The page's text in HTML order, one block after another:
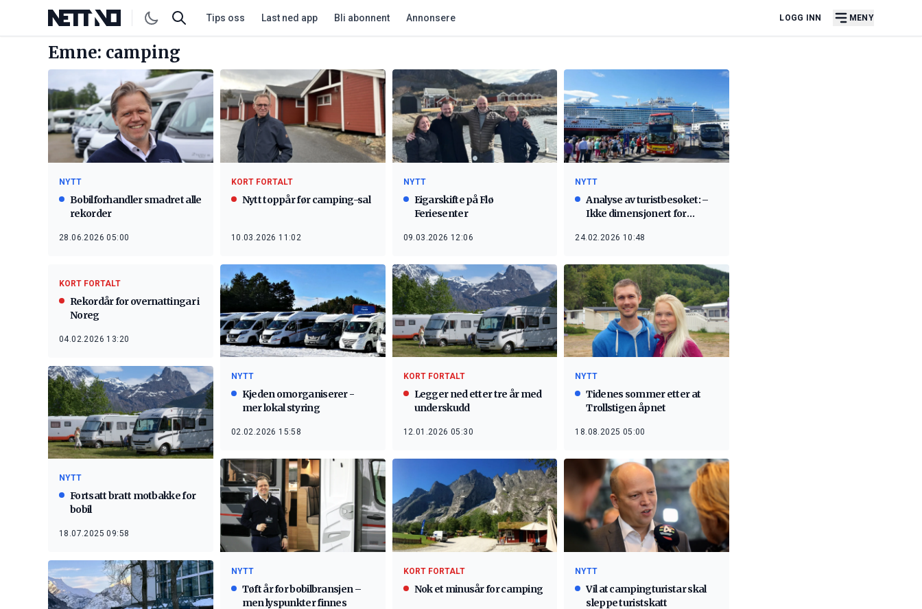
Tips oss Last ned app Bli abonnent Annonsere LOGG INN MENY
Emne: camping
NYTT
Bobilforhandler smadret alle
rekorder
28.06.2026 05:00
KORT FORTALT
Nytt toppår før camping-sal
10.03.2026 11:02
NYTT
Eigarskifte på Flø
Feriesenter
09.03.2026 12:06
NYTT
Analyse av turistbesøket: –
Ikke dimensjonert for
24.02.2026 10:48
KORT FORTALT
Rekordår for overnattingar i
Noreg
04.02.2026 13:20
NYTT
Kjeden omorganiserer -
mer lokal styring
02.02.2026 15:58
KORT FORTALT
Legger ned etter tre år med
underskudd
12.01.2026 05:30
NYTT
Tidenes sommer etter at
Trollstigen åpnet
18.08.2025 05:00
NYTT
Fortsatt bratt motbakke for
bobil
18.07.2025 09:58
NYTT
Tøft år for bobilbransjen –
men lyspunkter finnes
KORT FORTALT
Nok et minusår for camping
NYTT
Vil at campingturistar skal
sleppe turistskatt